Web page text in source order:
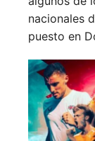
nacionales
puesto en